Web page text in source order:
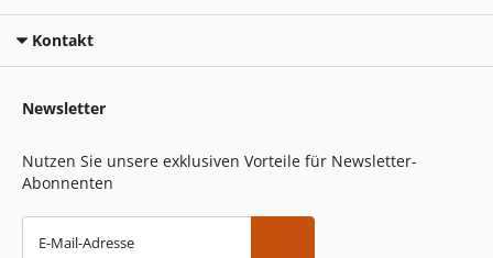
Kontakt
Newsletter
Nutzen Sie unsere exklusiven Vorteile für Newsletter-
Abonnenten
E-Mail-Adresse